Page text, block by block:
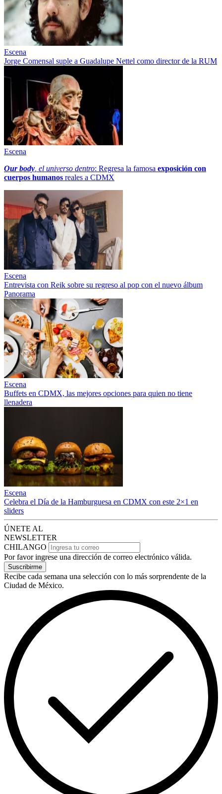
Escena
Jorge Comensal suple a Guadalupe Nettel como director de la RUM
Escena
Our body , el universo dentro: Regresa la famosa exposición con
cuerpos humanos reales a CDMX
Escena
Entrevista con Reik sobre su regreso al pop con el nuevo álbum
Panorama
Escena
Buffets en CDMX, las mejores opciones para quien no tiene
llenadera
Escena
Celebra el Día de la Hamburguesa en CDMX con este 2×1 en
sliders
ÚNETE AL
NEWSLETTER
CHILANGO
Por favor ingrese una dirección de correo electrónico válida.
Suscribirme
Recibe cada semana una selección con lo más sorprendente de la
Ciudad de México.